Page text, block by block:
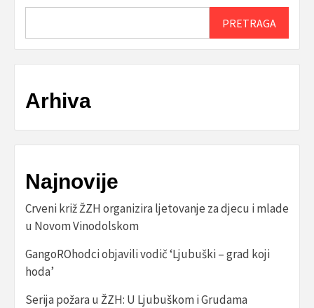
PRETRAGA
Arhiva
Najnovije
Crveni križ ŽZH organizira ljetovanje za djecu i mlade
u Novom Vinodolskom
GangoROhodci objavili vodič ‘Ljubuški – grad koji
hoda’
Serija požara u ŽZH: U Ljubuškom i Grudama